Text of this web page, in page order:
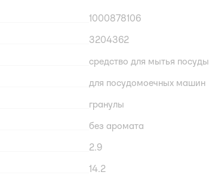
1000878106
3204362
средство для мытья посуды
для посудомоечных машин
гранулы
без аромата
2.9
14.2